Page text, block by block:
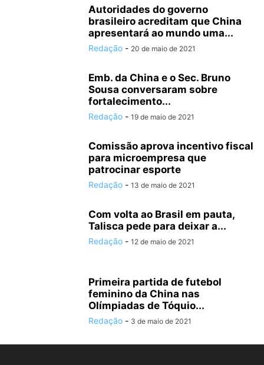
Autoridades do governo
brasileiro acreditam que China
apresentará ao mundo uma...
Redação - 20 de maio de 2021
Emb. da China e o Sec. Bruno
Sousa conversaram sobre
fortalecimento...
Redação - 19 de maio de 2021
Comissão aprova incentivo fiscal
para microempresa que
patrocinar esporte
Redação - 13 de maio de 2021
Com volta ao Brasil em pauta,
Talisca pede para deixar a...
Redação - 12 de maio de 2021
Primeira partida de futebol
feminino da China nas
Olímpiadas de Tóquio...
Redação - 3 de maio de 2021